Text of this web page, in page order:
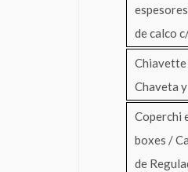
de calco
Chiavette
Chaveta
Coperchi
boxes /
de